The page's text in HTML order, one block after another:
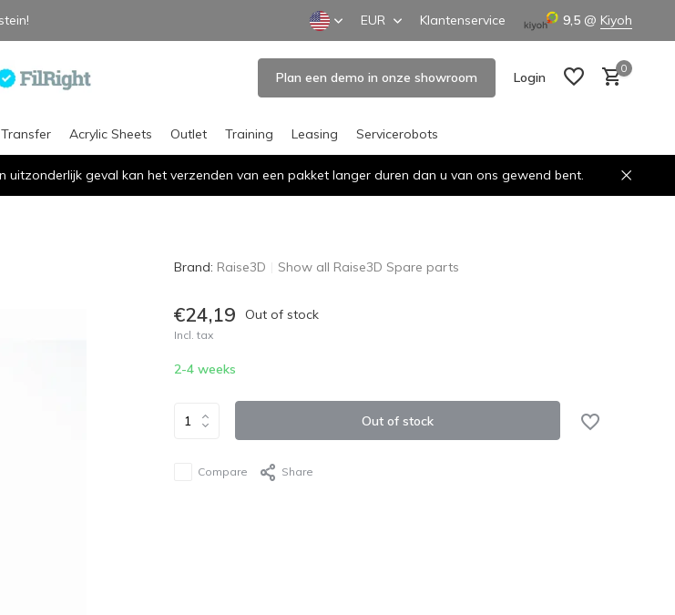
EUR Klantenservice 9,5 @ Kiyoh
Plan een demo in onze showroom Login
0
Acrylic Sheets Outlet Training Leasing Servicerobots
geval kan het verzenden van een pakket langer duren dan u van ons gewend bent.
Brand: Raise3D Show all Raise3D Spare parts
€24,19 Out of stock
Incl. tax
2-4 weeks
Out of stock
Compare Share